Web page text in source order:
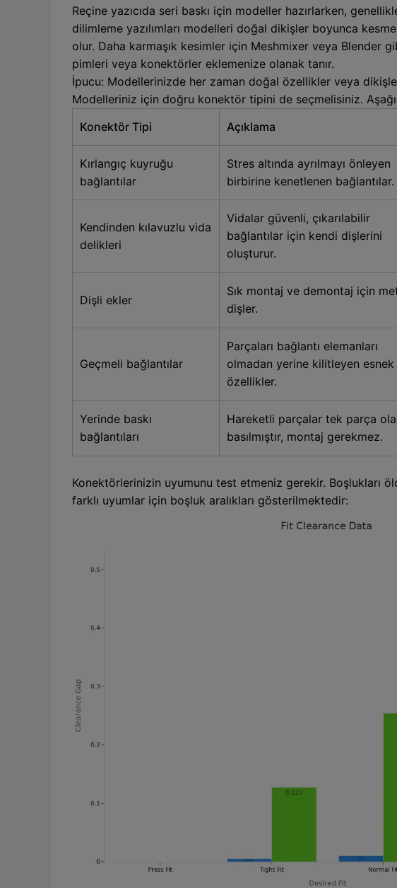
Reçine yazıcıda seri baskı için modeller hazırlarken,
dilimleme yazılımları modelleri doğal dikişler boyunca
olur. Daha karmaşık kesimler için Meshmixer veya Blender
pimleri veya konektörler eklemenize olanak tanır.
İpucu: Modellerinizde her zaman doğal özellikler veya
Modelleriniz için doğru konektör tipini de seçmelisiniz.
Konektör Tipi
Açıklama
Kırlangıç kuyruğu
bağlantılar
Stres altında ayrılmayı önleyen
birbirine kenetlenen bağlantılar.
Kendinden kılavuzlu vida
delikleri
Vidalar güvenli, çıkarılabilir
bağlantılar için kendi dişlerini
oluşturur.
Dişli ekler
Sık montaj ve demontaj için
dişler.
Geçmeli bağlantılar
Parçaları bağlantı elemanları
olmadan yerine kilitleyen esnek
özellikler.
Yerinde baskı
bağlantıları
Hareketli parçalar tek parça
basılmıştır, montaj gerekmez.
Konektörlerinizin uyumunu test etmeniz gerekir. Boşlukları
farklı uyumlar için boşluk aralıkları gösterilmektedir: